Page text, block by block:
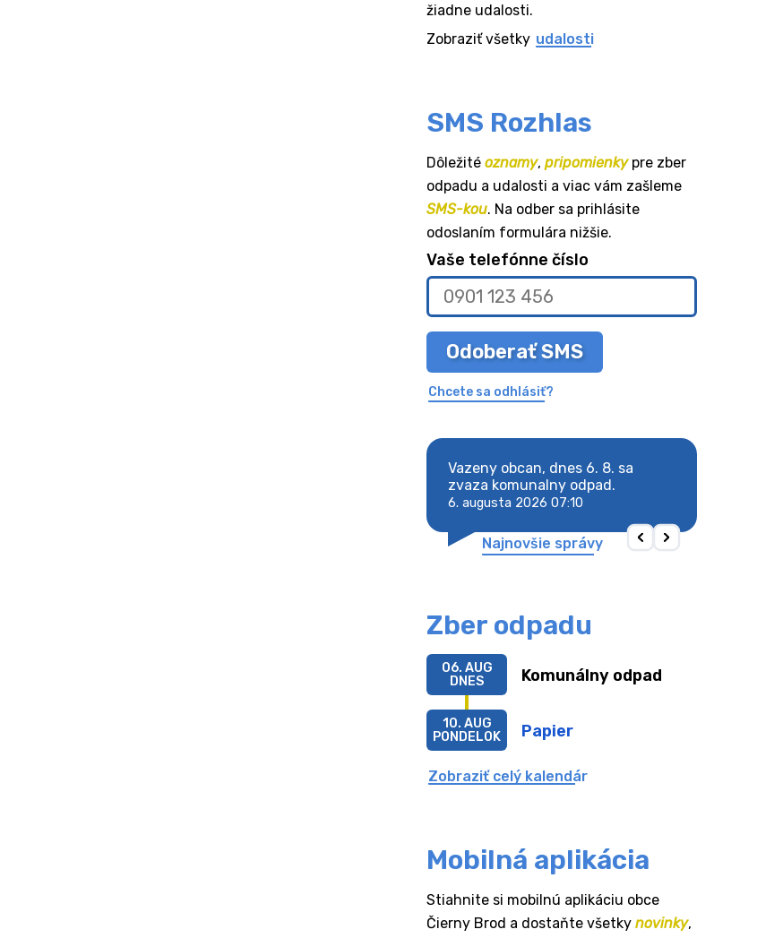
žiadne udalosti.
Zobraziť všetky udalosti
SMS Rozhlas
Dôležité oznamy, pripomienkypre zber
odpadu a udalosti a viac vám zašleme
SMS-kou. Na odber sa prihlásite
odoslaním formulára nižšie.
Vaše telefónne číslo
Odoberať SMS
Chcete sa odhlásiť?
Vazeny obcan, dnes 6. 8. sa
zvaza komunalny odpad.
6. augusta 2026 07:10
Najnovšie správy
Zber odpadu
Komunálny odpad
06. AUG
DNES
Papier
10. AUG
PONDELOK
Zobraziť celý kalendár
Mobilná aplikácia
Stiahnite si mobilnú aplikáciu obce
Čierny Brod a dostaňte všetky novinky,